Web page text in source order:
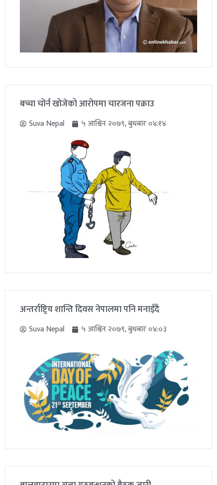
बच्चा चोर्न खोजेको आरोपमा चारजना पक्राउ
Suva Nepal ५ आश्विन २०७९, बुधबार ०४:१४
अन्तर्राष्ट्रिय शान्ति दिवस नेपालमा पनि मनाइँदै
Suva Nepal ५ आश्विन २०७९, बुधबार ०४:०३